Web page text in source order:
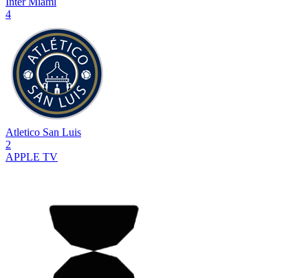
4
Atletico San Luis
2
APPLE TV